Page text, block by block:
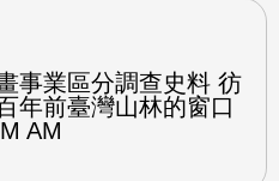
事業區分調查史料 彷
年前臺灣山林的窗口
AM